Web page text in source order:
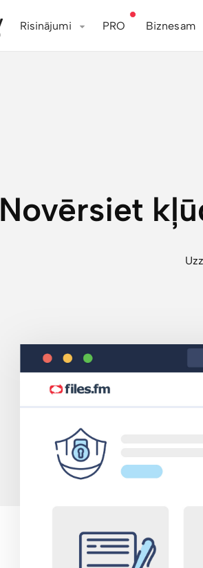
Risinājumi PRO Biznesam
Novērsiet